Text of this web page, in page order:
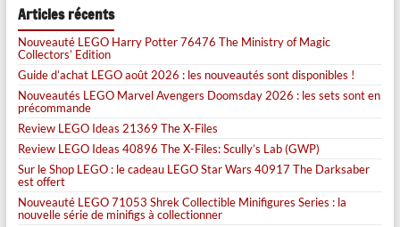
Articles récents
Nouveauté LEGO Harry Potter 76476 The Ministry of Magic
Collectors’ Edition
Guide d’achat LEGO août 2026 : les nouveautés sont disponibles !
Nouveautés LEGO Marvel Avengers Doomsday 2026 : les sets sont en
précommande
Review LEGO Ideas 21369 The X-Files
Review LEGO Ideas 40896 The X-Files: Scully’s Lab (GWP)
Sur le Shop LEGO : le cadeau LEGO Star Wars 40917 The Darksaber
est offert
Nouveauté LEGO 71053 Shrek Collectible Minifigures Series : la
nouvelle série de minifigs à collectionner